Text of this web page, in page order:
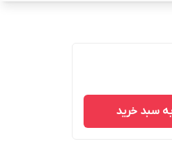
سبد خرید